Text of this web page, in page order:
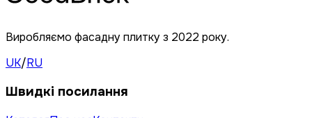
Виробляємо фасадну плитку з 2022 року.
UK/RU
Швидкі посилання